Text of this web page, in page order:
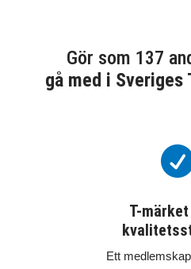
Gör som 137
gå med i
T-
Ett